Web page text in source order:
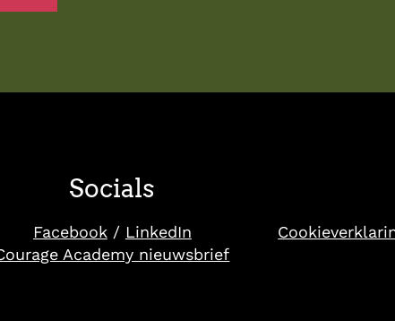
Socials
Facebook/ LinkedIn
Academy nieuwsbrief